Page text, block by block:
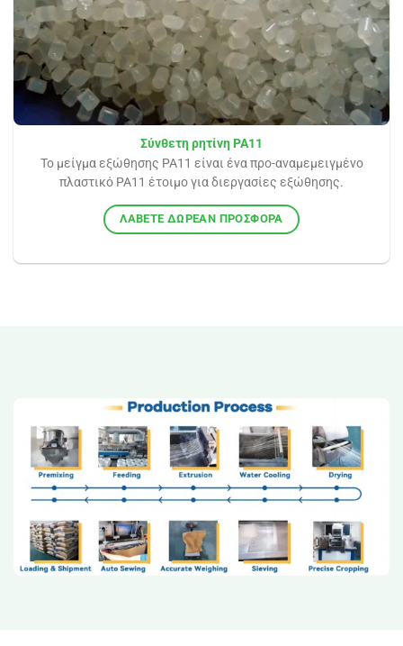
Σύνθετη ρητίνη PA11
Το μείγμα εξώθησης PA11 είναι ένα προ-αναμεμειγμένο
πλαστικό PA11 έτοιμο για διεργασίες εξώθησης.
ΛΆΒΕΤΕ ΔΩΡΕΆΝ ΠΡΟΣΦΟΡΆ